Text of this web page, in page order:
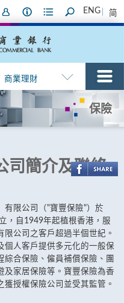
ENG 简
商業理財
保險
司簡介及聯絡
有限公司（"寶豐保險"）於
，自1949年起植根香港，服
限公司之客戶超過半個世紀。
個人客戶提供多元化的一般保
綜合保險、僱員補償保險、團
及家居保險等。寶豐保險為香
獲授權保險公司並受其監管。